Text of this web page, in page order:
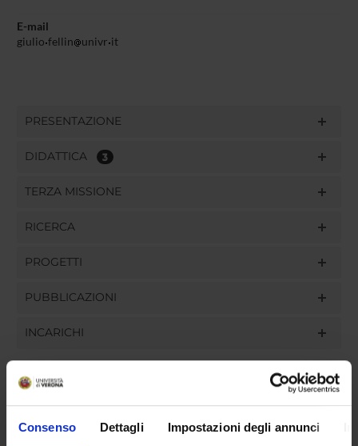
Consenso Dettagli Impostazioni degli annunci
E-mail
giulio fellin univr it
PRESENTAZIONE
DIDATTICA 3
TERZA MISSIONE
RICERCA
PROGETTI
PUBBLICAZIONI
INCARICHI
ORGANIZZAZIONE